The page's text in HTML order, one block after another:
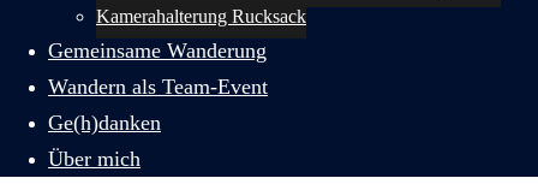
Kamerahalterung Rucksack
Gemeinsame Wanderung
Wandern als Team-Event
Ge(h)danken
Über mich